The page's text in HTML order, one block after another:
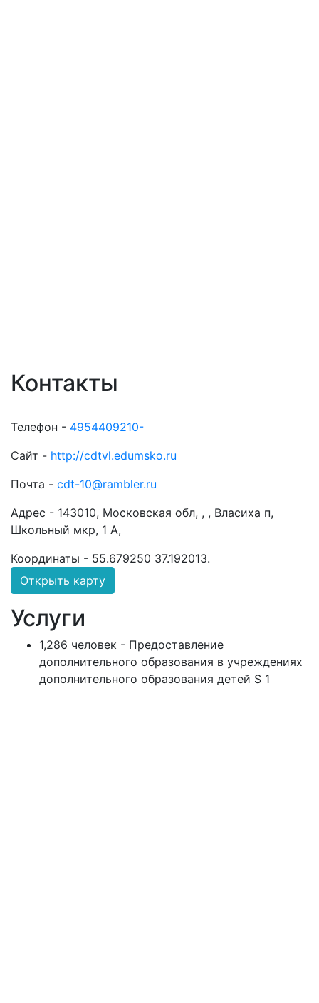
Контакты
Телефон - 4954409210-
Сайт - http://cdtvl.edumsko.ru
Почта - cdt-10@rambler.ru
Адрес - 143010, Московская обл, , , Власиха п,
Школьный мкр, 1 А,
Координаты - 55.679250 37.192013.
Открыть карту
Услуги
1,286 человек - Предоставление
дополнительного образования в учреждениях
дополнительного образования детей S 1